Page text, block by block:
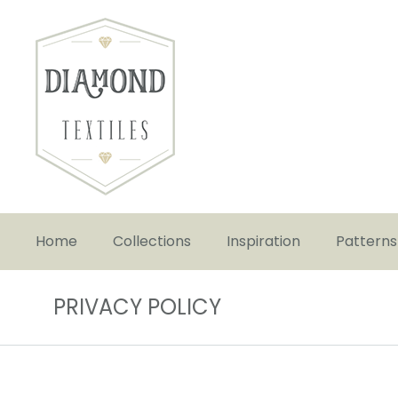
Home Collections Inspiration Patterns
PRIVACY POLICY